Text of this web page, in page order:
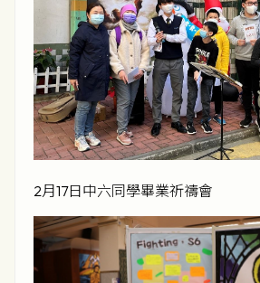
2月17日中六同學畢業祈禱會